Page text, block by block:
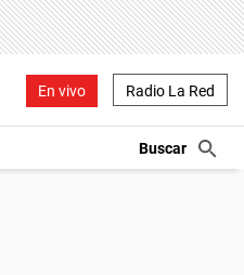
En vivo Radio La Red